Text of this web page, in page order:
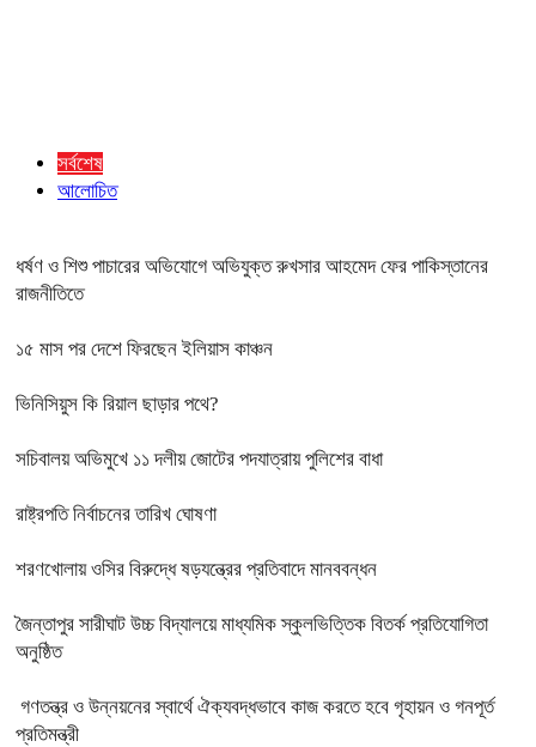
সর্বশেষ
আলোচিত
ধর্ষণ ও শিশু পাচারের অভিযোগে অভিযুক্ত রুখসার আহমেদ ফের পাকিস্তানের
রাজনীতিতে
১৫ মাস পর দেশে ফিরছেন ইলিয়াস কাঞ্চন
ভিনিসিয়ুস কি রিয়াল ছাড়ার পথে?
সচিবালয় অভিমুখে ১১ দলীয় জোটের পদযাত্রায় পুলিশের বাধা
রাষ্ট্রপতি নির্বাচনের তারিখ ঘোষণা
শরণখোলায় ওসির বিরুদ্ধে ষড়যন্ত্রের প্রতিবাদে মানববন্ধন
জৈন্তাপুর সারীঘাট উচ্চ বিদ্যালয়ে মাধ্যমিক স্কুলভিত্তিক বিতর্ক প্রতিযোগিতা
অনুষ্ঠিত
গণতন্ত্র ও উন্নয়নের স্বার্থে ঐক্যবদ্ধভাবে কাজ করতে হবে গৃহায়ন ও গনপূর্ত
প্রতিমন্ত্রী